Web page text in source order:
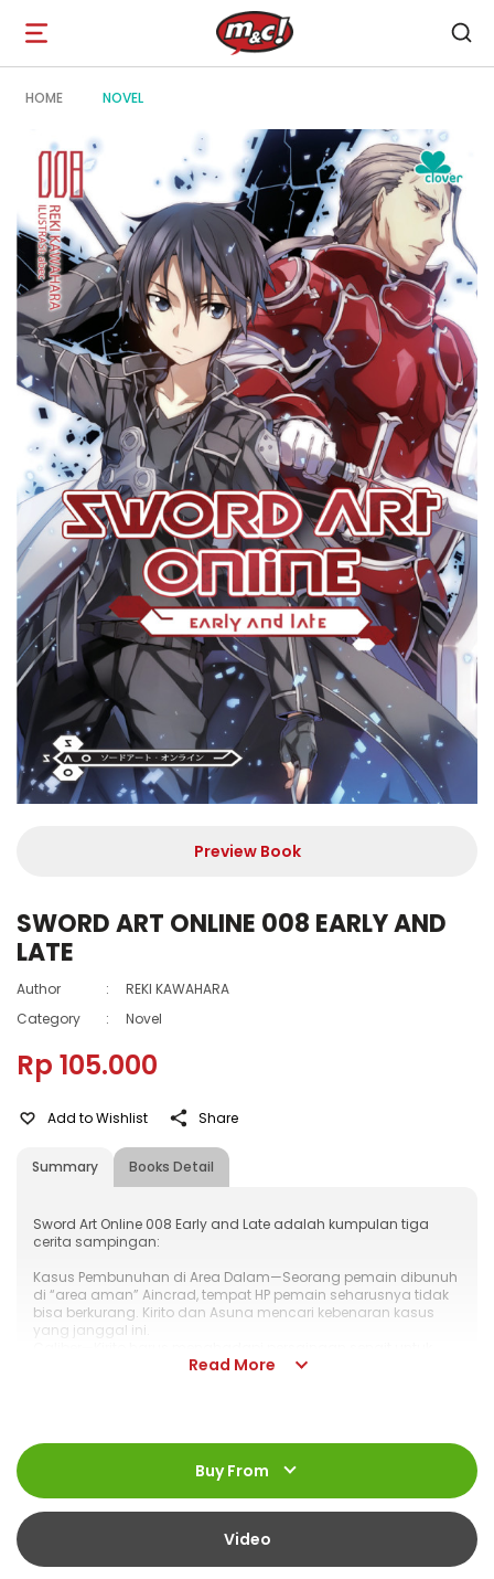
Open
navigation
HOME NOVEL
Preview Book
SWORD ART ONLINE 008 EARLY AND
LATE
Author :
REKI KAWAHARA
Category
: Novel
Rp 105.000
Summary Books Detail
Add to Wishlist Share
Sword Art Online 008 Early and Late adalah kumpulan tiga
cerita sampingan:
Kasus Pembunuhan di Area Dalam—Seorang pemain dibunuh
di “area aman” Aincrad, tempat HP pemain seharusnya tidak
bisa berkurang. Kirito dan Asuna mencari kebenaran kasus
yang janggal ini.
mendapatkan pedang suci Holy Sword Excalibur di ALO.
Read More
ISBN :
978-623-03-1548-0
384 halaman
Size
:
13 x 19
08 January 2025
Buy From
Video